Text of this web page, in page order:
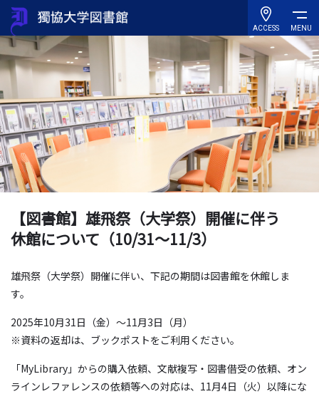
ACCESS MENU
【図書館】雄飛祭（大学祭）開催に伴う
休館について（10/31～11/3）
雄飛祭（大学祭）開催に伴い、下記の期間は図書館を休館しま
す。
2025年10月31日（金）～11月3日（月）
※資料の返却は、ブックポストをご利用ください。
「MyLibrary」からの購入依頼、文献複写・図書借受の依頼、オン
ラインレファレンスの依頼等への対応は、11月4日（火）以降にな